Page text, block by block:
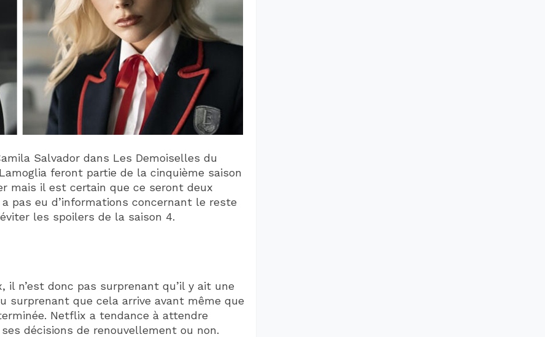
Salvador dans Les Demoiselles du
feront partie de la cinquième saison
mais il est certain que ce seront deux
pas eu d’informations concernant le reste
les spoilers de la saison 4.
n’est donc pas surprenant qu’il y ait une
surprenant que cela arrive avant même que
Netflix a tendance à attendre
décisions de renouvellement ou non.